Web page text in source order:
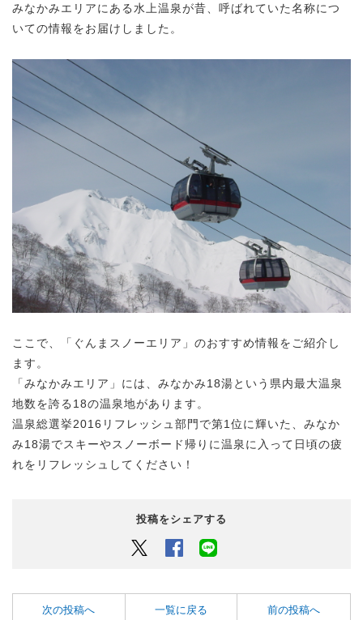
みなかみエリアにある水上温泉が昔、呼ばれていた名称につ
いての情報をお届けしました。
ここで、「ぐんまスノーエリア」のおすすめ情報をご紹介し
ます。
「みなかみエリア」には、みなかみ18湯という県内最大温泉
地数を誇る18の温泉地があります。
温泉総選挙2016リフレッシュ部門で第1位に輝いた、みなか
み18湯でスキーやスノーボード帰りに温泉に入って日頃の疲
れをリフレッシュしてください！
投稿をシェアする
Twitter Facebook
次の投稿へ 一覧に戻る 前の投稿へ